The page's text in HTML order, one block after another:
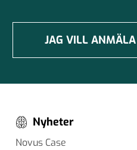
JAG VILL
Nyheter
Novus Case